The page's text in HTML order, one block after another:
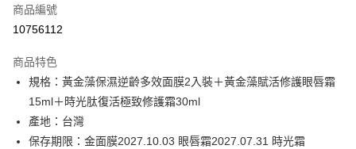
信用卡分期付款
合作金庫商業銀行
華南商業銀行
彰化商業銀行
上海商業儲蓄銀行
台北富邦商業銀行
國泰世華商業銀行
臺灣中小企業銀行
台中商業銀行
6 期 0 利率 每期
華南商業銀行
上海商業儲蓄銀行
國泰世華商業銀行
兆豐國際商業銀行
超商取貨付款
LINE Pay
商品編號
10756112
商品特色
規格：黃金藻保濕逆齡多效面膜2入裝＋黃金藻賦活修護眼唇霜
15ml＋時光肽復活極致修護霜30ml
產地：台灣
保存期限：金面膜2027.10.03 眼唇霜2027.07.31 時光霜